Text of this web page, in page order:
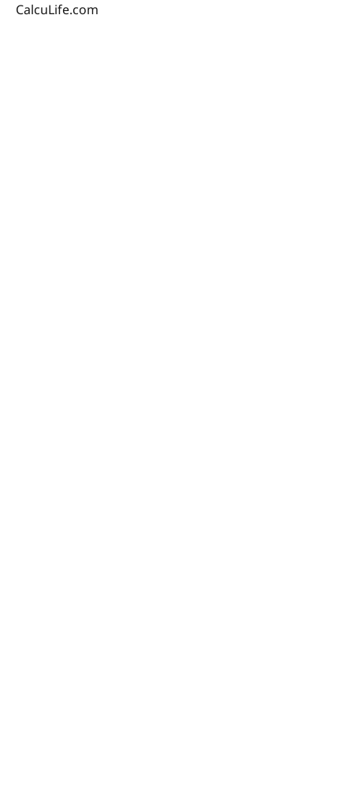
CalcuLife.com